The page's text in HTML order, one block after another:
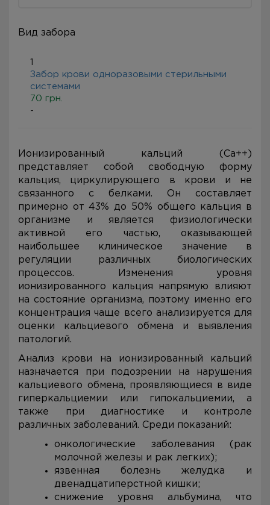
Вид забора
1
Забор крови одноразовыми стерильными
системами
70 грн.
-
Ионизированный кальций (Ca++)
представляет собой свободную форму
кальция, циркулирующего в крови и не
связанного с белками. Он составляет
примерно от 43% до 50% общего кальция в
организме и является физиологически
активной его частью, оказывающей
наибольшее клиническое значение в
регуляции различных биологических
процессов. Изменения уровня
ионизированного кальция напрямую влияют
на состояние организма, поэтому именно его
концентрация чаще всего анализируется для
оценки кальциевого обмена и выявления
патологий.
Анализ крови на ионизированный кальций
назначается при подозрении на нарушения
кальциевого обмена, проявляющиеся в виде
гиперкальциемии или гипокальциемии, а
также при диагностике и контроле
различных заболеваний. Среди показаний:
онкологические заболевания (рак
молочной железы и рак легких);
язвенная болезнь желудка и
двенадцатиперстной кишки;
снижение уровня альбумина, что